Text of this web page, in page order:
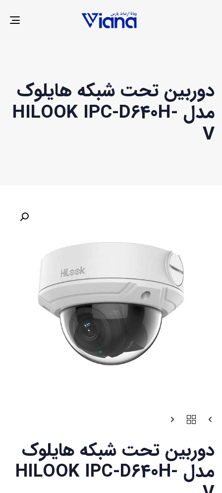
دوربین تحت شبکه هایلوک
مدل HILOOK IPC-D640H-
V
دوربین تحت شبکه هایلوک
مدل HILOOK IPC-D640H-